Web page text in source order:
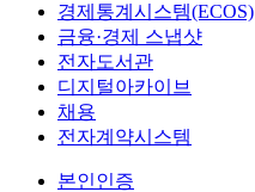
경제통계시스템(ECOS)
금융·경제 스냅샷
전자도서관
디지털아카이브
채용
전자계약시스템
본인인증